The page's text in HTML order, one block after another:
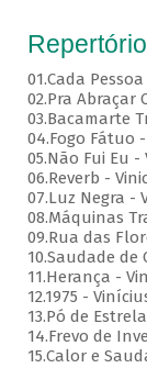
Repertório
01.Cada
02.Pra Abraçar
03.Bacamarte
04.Fogo Fátuo
05.Não Fui Eu
06.Reverb -
07.Luz Negra -
08.Máquinas
09.Rua das
10.Saudade de
11.Herança -
12.1975 -
13.Pó de
14.Frevo de
15.Calor e